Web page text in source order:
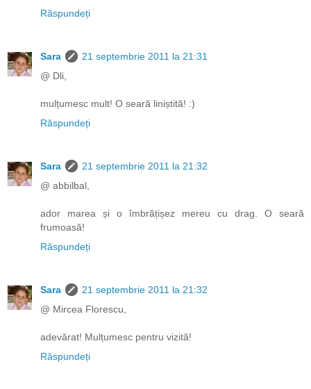
Răspundeți
Sara
21 septembrie 2011 la 21:31
@ Dli,
mulțumesc mult! O seară liniștită! :)
Răspundeți
Sara
21 septembrie 2011 la 21:32
@ abbilbal,
ador marea și o îmbrățișez mereu cu drag. O seară
frumoasă!
Răspundeți
Sara
21 septembrie 2011 la 21:32
@ Mircea Florescu,
adevărat! Mulțumesc pentru vizită!
Răspundeți